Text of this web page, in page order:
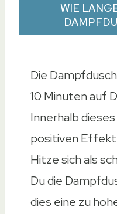
WIE
Die
10 Minuten auf
Innerhalb
positiven
Hitze sich als
Du die
dies eine zu